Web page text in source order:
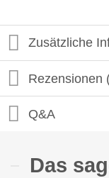
Zusätzliche
Rezensionen
Q&A
Das